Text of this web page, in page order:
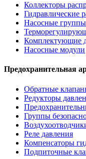
Коллекторы
Гидравлические
Насосные группы
Комплектующие
Насосные модули
Предохранительная
Обратные
Редукторы
Группы
Реле давления
Компенсаторы
Подпиточные